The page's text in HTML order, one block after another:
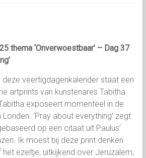
thema ‘Onverwoestbaar’ – Dag 37
deze veertigdagenkalender staat een
artprints van kunstenares Tabitha
exposeert momenteel in de
‘Pray about everything’ zegt
op een citaat uit Paulus’
Ik moest bij deze print denken
ezeltje, uitkijkend over Jeruzalem,